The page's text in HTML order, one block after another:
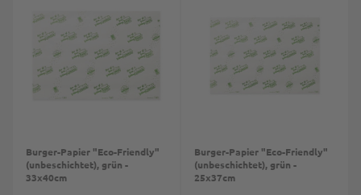
Burger-Papier "Eco-Friendly"
(unbeschichtet), grün -
33x40cm
Burger-Papier "Eco-Friendly"
(unbeschichtet), grün -
25x37cm